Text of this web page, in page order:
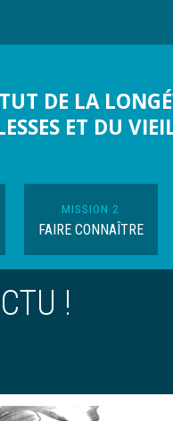
DE LA
ET DU
MISSION 2
FAIRE CONNAÎTRE
!